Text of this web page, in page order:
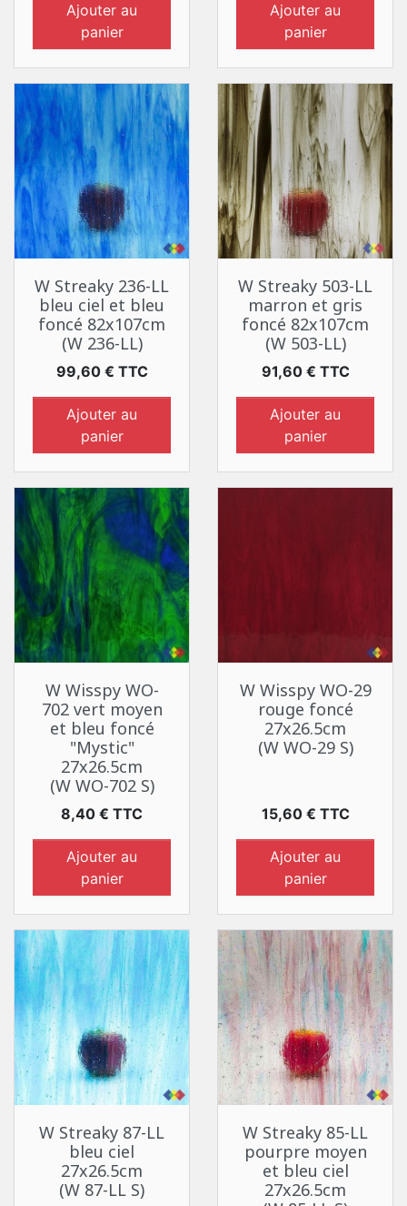
Ajouter au
panier
Ajouter au
panier
W Streaky 236-LL
bleu ciel et bleu
foncé 82x107cm
(W 236-LL)
Prix
99,60 € TTC
Ajouter au
panier
W Streaky 503-LL
marron et gris
foncé 82x107cm
(W 503-LL)
Prix
91,60 € TTC
Ajouter au
panier
W Wisspy WO-
702 vert moyen
et bleu foncé
"Mystic"
27x26.5cm
(W WO-702 S)
Prix
8,40 € TTC
Ajouter au
panier
W Wisspy WO-29
rouge foncé
27x26.5cm
(W WO-29 S)
Prix
15,60 € TTC
Ajouter au
panier
W Streaky 87-LL
bleu ciel
27x26.5cm
(W 87-LL S)
W Streaky 85-LL
pourpre moyen
et bleu ciel
27x26.5cm